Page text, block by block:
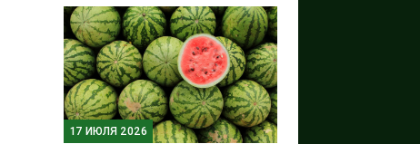
17 ИЮЛЯ 2026